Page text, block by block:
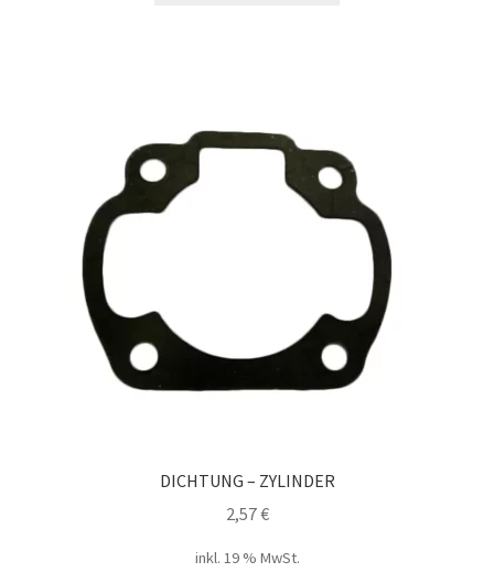
DICHTUNG – ZYLINDER
2,57€
inkl. 19 % MwSt.